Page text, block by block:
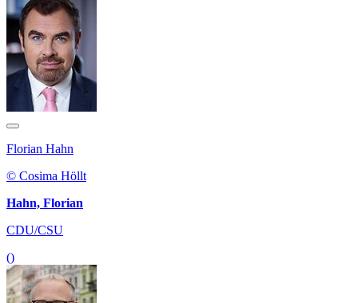
Florian Hahn
© Cosima Höllt
Hahn, Florian
CDU/CSU
()